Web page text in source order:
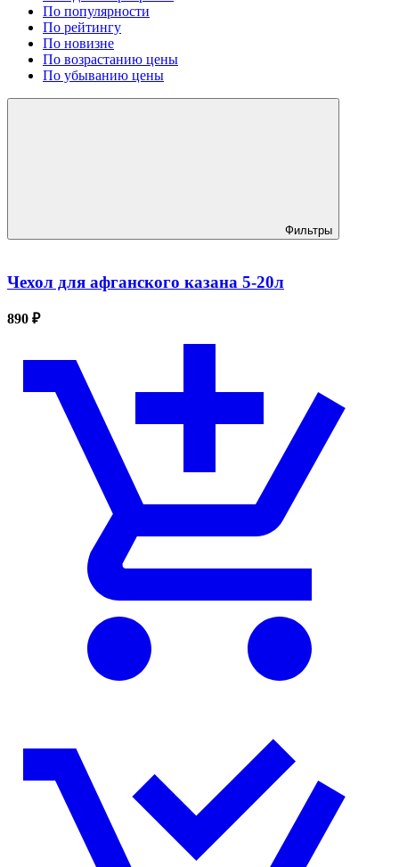
По популярности
По рейтингу
По новизне
По возрастанию цены
По убыванию цены
Фильтры
Чехол для афганского казана 5-20л
890 ₽